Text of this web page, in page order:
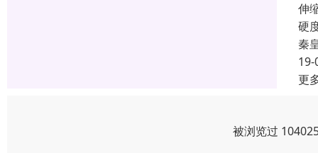
伸
硬
秦
19-
更
被浏览过